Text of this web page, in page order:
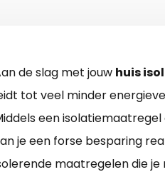
de slag met jouw huis
tot veel minder
een
je een forse besparing
maatregelen die